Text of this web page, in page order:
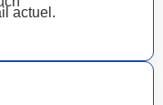
actuel.